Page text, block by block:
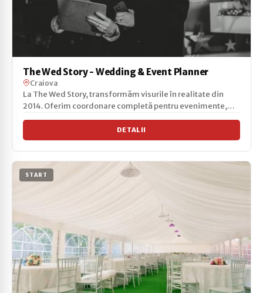
The Wed Story - Wedding & Event Planner
Craiova
La The Wed Story, transformăm visurile în realitate din
2014. Oferim coordonare completă pentru evenimente,
de...
DETALII
START